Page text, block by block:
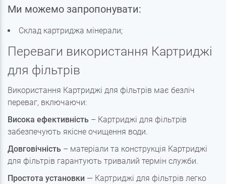
Ми можемо запропонувати:
Склад картриджа мінерали;
Переваги використання Картриджі
для фільтрів
Використання Картриджі для фільтрів має безліч
переваг, включаючи:
Висока ефективність – Картриджі для фільтрів
забезпечують якісне очищення води.
Довговічність – матеріали та конструкція Картриджі
для фільтрів гарантують тривалий термін служби.
Простота установки — Картриджі для фільтрів легко